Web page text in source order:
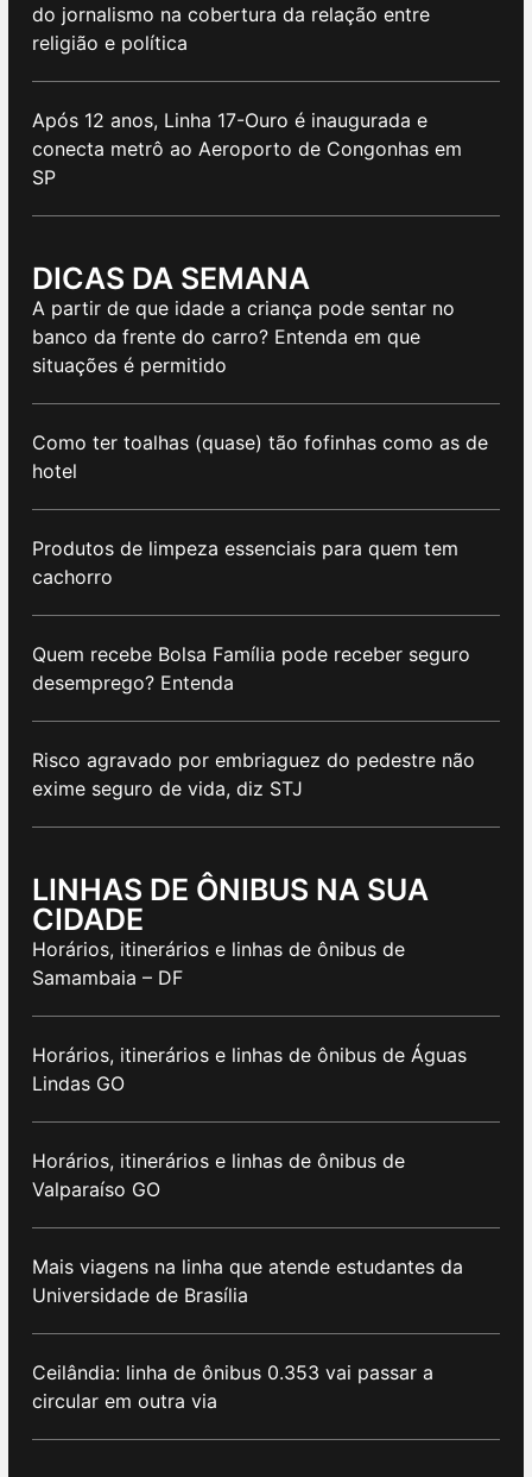
do jornalismo na cobertura da relação entre
religião e política
Após 12 anos, Linha 17-Ouro é inaugurada e
conecta metrô ao Aeroporto de Congonhas em
SP
DICAS DA SEMANA
A partir de que idade a criança pode sentar no
banco da frente do carro? Entenda em que
situações é permitido
Como ter toalhas (quase) tão fofinhas como as de
hotel
Produtos de limpeza essenciais para quem tem
cachorro
Quem recebe Bolsa Família pode receber seguro
desemprego? Entenda
Risco agravado por embriaguez do pedestre não
exime seguro de vida, diz STJ
LINHAS DE ÔNIBUS NA SUA
CIDADE
Horários, itinerários e linhas de ônibus de
Samambaia – DF
Horários, itinerários e linhas de ônibus de Águas
Lindas GO
Horários, itinerários e linhas de ônibus de
Valparaíso GO
Mais viagens na linha que atende estudantes da
Universidade de Brasília
Ceilândia: linha de ônibus 0.353 vai passar a
circular em outra via